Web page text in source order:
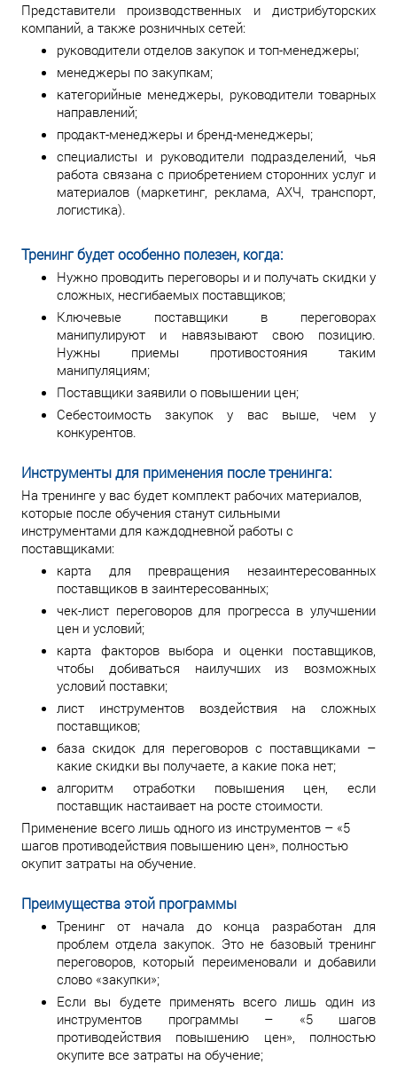
Представители производственных и дистрибуторских
компаний, а также розничных сетей:
руководители отделов закупок и топ-менеджеры;
менеджеры по закупкам;
категорийные менеджеры, руководители товарных
направлений;
продакт-менеджеры и бренд-менеджеры;
специалисты и руководители подразделений, чья
работа связана с приобретением сторонних услуг и
материалов (маркетинг, реклама, АХЧ, транспорт,
логистика).
Тренинг будет особенно полезен, когда:
Нужно проводить переговоры и и получать скидки у
сложных, несгибаемых поставщиков;
Ключевые поставщики в переговорах
манипулируют и навязывают свою позицию.
Нужны приемы противостояния таким
манипуляциям;
Поставщики заявили о повышении цен;
Себестоимость закупок у вас выше, чем у
конкурентов.
Инструменты для применения после тренинга:
На тренинге у вас будет комплект рабочих материалов,
которые после обучения станут сильными
инструментами для каждодневной работы с
поставщиками:
карта для превращения незаинтересованных
поставщиков в заинтересованных;
чек-лист переговоров для прогресса в улучшении
цен и условий;
карта факторов выбора и оценки поставщиков,
чтобы добиваться наилучших из возможных
условий поставки;
лист инструментов воздействия на сложных
поставщиков;
база скидок для переговоров с поставщиками –
какие скидки вы получаете, а какие пока нет;
алгоритм отработки повышения цен, если
поставщик настаивает на росте стоимости.
Применение всего лишь одного из инструментов – «5
шагов противодействия повышению цен», полностью
окупит затраты на обучение.
Преимущества этой программы
Тренинг от начала до конца разработан для
проблем отдела закупок. Это не базовый тренинг
переговоров, который переименовали и добавили
слово «закупки»;
Если вы будете применять всего лишь один из
инструментов программы – «5 шагов
противодействия повышению цен», полностью
окупите все затраты на обучение;